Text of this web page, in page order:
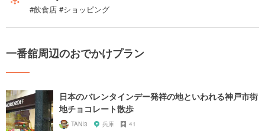
#飲食店 #ショッピング
一番舘周辺のおでかけプラン
日本のバレンタインデー発祥の地といわれる神戸市街
地チョコレート散歩
TANI3 兵庫 41